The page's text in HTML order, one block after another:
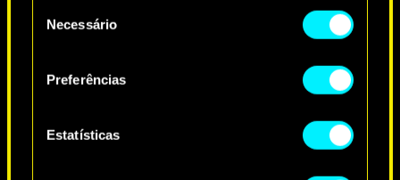
entanto.
Você encontrará todos os detalhes sobre o uso
de cookies e poderá ajustar as suas preferências
Necessário
Preferências
Estatísticas